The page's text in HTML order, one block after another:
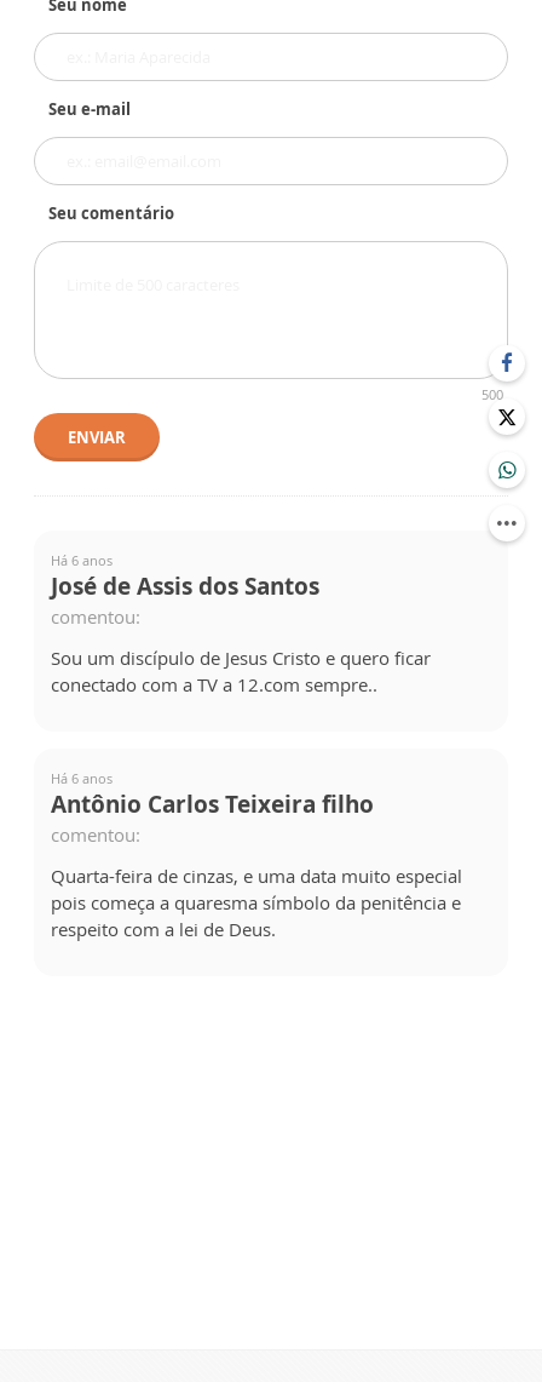
Seu nome
Seu e-mail
Seu comentário
500
ENVIAR
Há 6 anos
José de Assis dos Santos
comentou:
Sou um discípulo de Jesus Cristo e quero ficar
conectado com a TV a 12.com sempre..
Há 6 anos
Antônio Carlos Teixeira filho
comentou:
Quarta-feira de cinzas, e uma data muito especial
pois começa a quaresma símbolo da penitência e
respeito com a lei de Deus.